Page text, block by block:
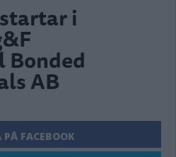
i
Bonded
AB
PÅ FACEBOOK